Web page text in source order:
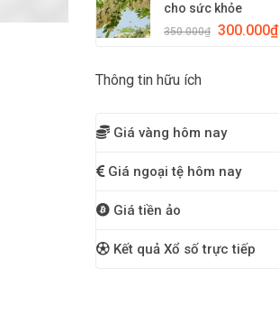
cho sức khỏe
350.000₫ 300.000₫
Thông tin hữu ích
Giá vàng hôm nay
Giá ngoại tệ hôm nay
Giá tiền ảo
Kết quả Xổ số trực tiếp